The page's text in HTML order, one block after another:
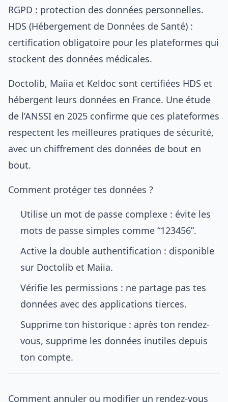
RGPD : protection des données personnelles.
HDS (Hébergement de Données de Santé) :
certification obligatoire pour les plateformes qui
stockent des données médicales.
Doctolib, Maiia et Keldoc sont certifiées HDS et
hébergent leurs données en France. Une étude
de l’ANSSI en 2025 confirme que ces plateformes
respectent les meilleures pratiques de sécurité,
avec un chiffrement des données de bout en
bout.
Comment protéger tes données ?
Utilise un mot de passe complexe : évite les
mots de passe simples comme “123456”.
Active la double authentification : disponible
sur Doctolib et Maiia.
Vérifie les permissions : ne partage pas tes
données avec des applications tierces.
Supprime ton historique : après ton rendez-
vous, supprime les données inutiles depuis
ton compte.
Comment annuler ou modifier un rendez-vous